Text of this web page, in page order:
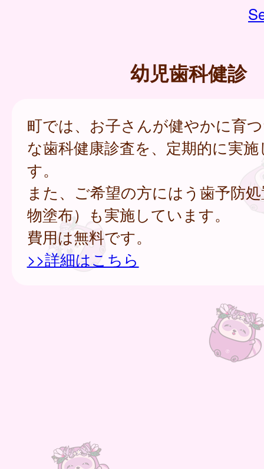
幼児歯科健診
町では、お子さんが健やかに育
な歯科健康診査を、定期的に実
す。
また、ご希望の方にはう歯予防
物塗布）も実施しています。
費用は無料です。
>>詳細はこちら